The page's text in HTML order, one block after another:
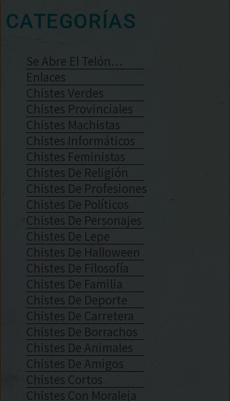
CATEGORÍAS
Se Abre El Telón…
Enlaces
Chistes Verdes
Chistes Provinciales
Chistes Machistas
Chistes Informáticos
Chistes Feministas
Chistes De Religión
Chistes De Profesiones
Chistes De Políticos
Chistes De Personajes
Chistes De Lepe
Chistes De Halloween
Chistes De Filosofía
Chistes De Familia
Chistes De Deporte
Chistes De Carretera
Chistes De Borrachos
Chistes De Animales
Chistes De Amigos
Chistes Cortos
Chistes Con Moraleja